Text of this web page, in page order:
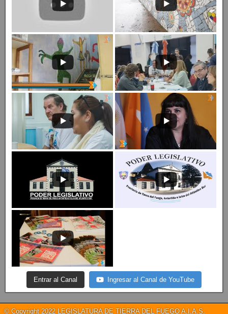
Entrar al Canal Ingresar al Canal de YouTube
© Copyright 2022 LEGISLATURA DE TIERRA DEL FUEGO A.I.A.S.